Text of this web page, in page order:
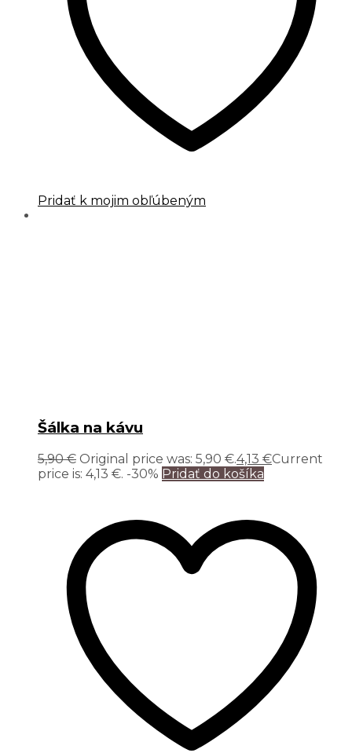
Pridať k mojim obľúbeným
Šálka na kávu
5,90€ Original price was: 5,90 €.4,13 €Current
price is: 4,13 €. -30% Pridať do košíka